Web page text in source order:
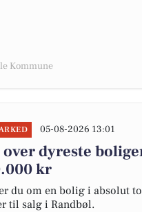
Kommune
05-08-2026 13:01
over dyreste
kr
du om en bolig i absolut
til salg i Randbøl.